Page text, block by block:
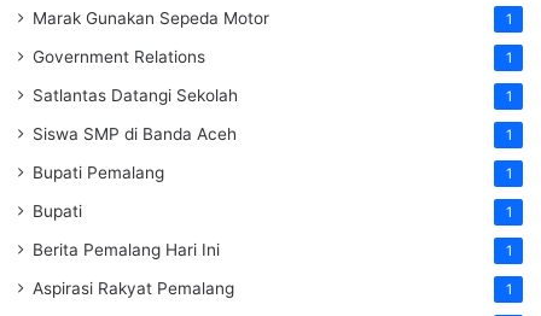
Marak Gunakan Sepeda Motor 1
Government Relations 1
Satlantas Datangi Sekolah 1
Siswa SMP di Banda Aceh 1
Bupati Pemalang 1
Bupati 1
Berita Pemalang Hari Ini 1
Aspirasi Rakyat Pemalang 1